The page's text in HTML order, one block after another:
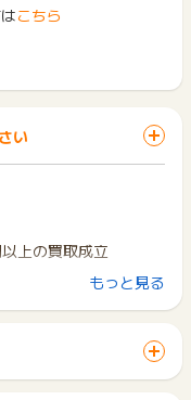
こちら
い
上の買取成立
以上の買取成立
もっと見る